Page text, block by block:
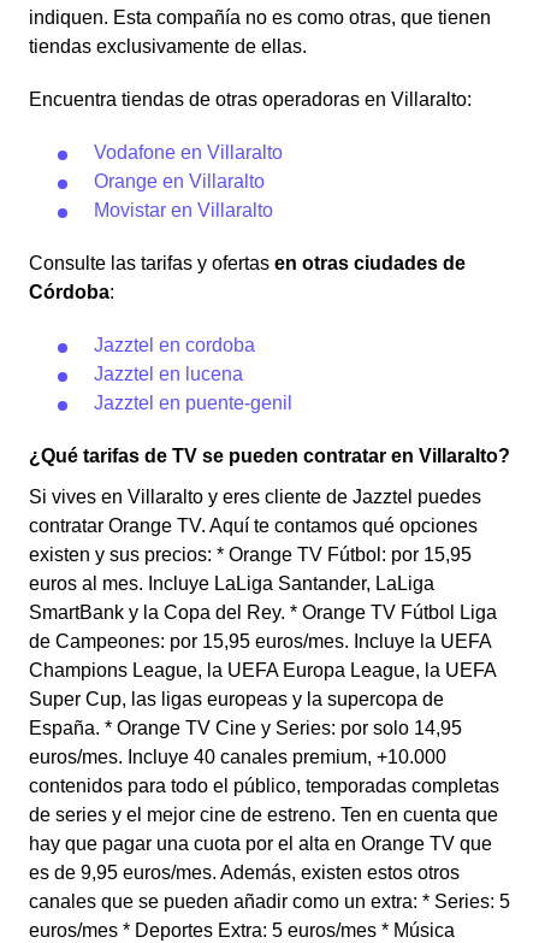
indiquen. Esta compañía no es como otras, que tienen
tiendas exclusivamente de ellas.
Encuentra tiendas de otras operadoras en Villaralto:
Vodafone en Villaralto
Orange en Villaralto
Movistar en Villaralto
Consulte las tarifas y ofertas en otras ciudades de
Córdoba:
Jazztel en cordoba
Jazztel en lucena
Jazztel en puente-genil
¿Qué tarifas de TV se pueden contratar en Villaralto?
Si vives en Villaralto y eres cliente de Jazztel puedes
contratar Orange TV. Aquí te contamos qué opciones
existen y sus precios: * Orange TV Fútbol: por 15,95
euros al mes. Incluye LaLiga Santander, LaLiga
SmartBank y la Copa del Rey. * Orange TV Fútbol Liga
de Campeones: por 15,95 euros/mes. Incluye la UEFA
Champions League, la UEFA Europa League, la UEFA
Super Cup, las ligas europeas y la supercopa de
España. * Orange TV Cine y Series: por solo 14,95
euros/mes. Incluye 40 canales premium, +10.000
contenidos para todo el público, temporadas completas
de series y el mejor cine de estreno. Ten en cuenta que
hay que pagar una cuota por el alta en Orange TV que
es de 9,95 euros/mes. Además, existen estos otros
canales que se pueden añadir como un extra: * Series: 5
euros/mes * Deportes Extra: 5 euros/mes * Música